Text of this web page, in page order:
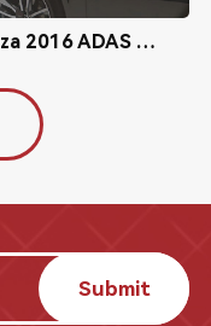
SUBARU North America Impreza 2016 ADAS Radar Calibration
Submit